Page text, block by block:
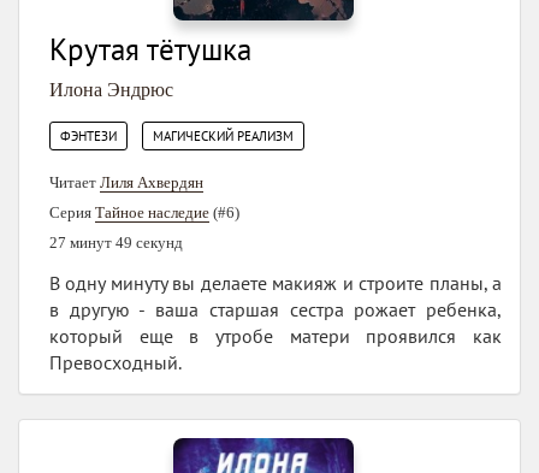
Крутая тётушка
Илона Эндрюс
ФЭНТЕЗИ МАГИЧЕСКИЙ РЕАЛИЗМ
Читает Лиля Ахвердян
Серия Тайное наследие (#6)
27 минут 49 секунд
В одну минуту вы делаете макияж и строите планы, а
в другую - ваша старшая сестра рожает ребенка,
который еще в утробе матери проявился как
Превосходный.